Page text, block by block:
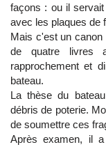
façons : ou il
avec les plaques de
Mais c'est un canon
de quatre livres
rapprochement et
bateau.
La thèse du
débris de poterie.
de soumettre ces
Après examen, il